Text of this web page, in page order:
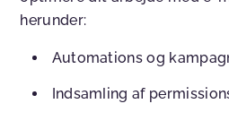
herunder:
Automations og
Indsamling af